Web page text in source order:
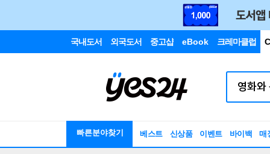
국내도서 외국도서 중고샵 eBook 크레마클럽
빠른분야찾기 베스트 신상품 이벤트 바이백 매